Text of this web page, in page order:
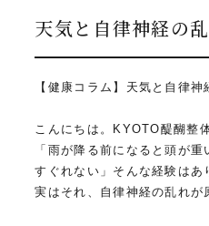
天気と自律神経の
【健康コラム】天気と自律
こんにちは。KYOTO醍醐整
「雨が降る前になると頭が
すぐれない」そんな経験はあ
実はそれ、自律神経の乱れが